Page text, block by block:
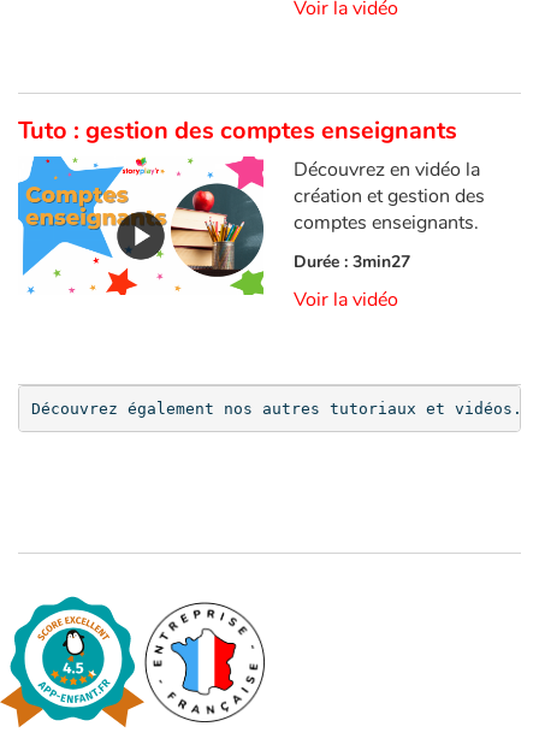
Sujets de société
Émotions et sentiments
Formats et illustrations
Famille
Écoles
Voir la vidéo
Tuto : gestion des comptes enseignants
Découvrez en vidéo la
création et gestion des
comptes enseignants.
Durée : 3min27
Voir la vidéo
Découvrez également nos autres tutoriaux et vidéos.